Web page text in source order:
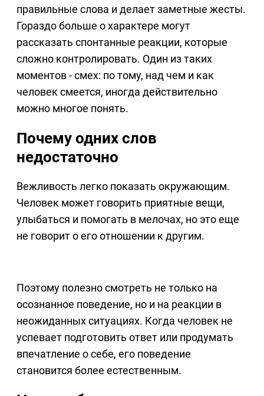
правильные слова и делает заметные жесты.
Гораздо больше о характере могут
рассказать спонтанные реакции, которые
сложно контролировать. Один из таких
моментов - смех: по тому, над чем и как
человек смеется, иногда действительно
можно многое понять.
Почему одних слов
недостаточно
Вежливость легко показать окружающим.
Человек может говорить приятные вещи,
улыбаться и помогать в мелочах, но это еще
не говорит о его отношении к другим.
Поэтому полезно смотреть не только на
осознанное поведение, но и на реакции в
неожиданных ситуациях. Когда человек не
успевает подготовить ответ или продумать
впечатление о себе, его поведение
становится более естественным.